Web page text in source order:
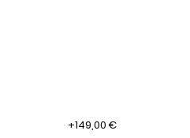
+149,00 €